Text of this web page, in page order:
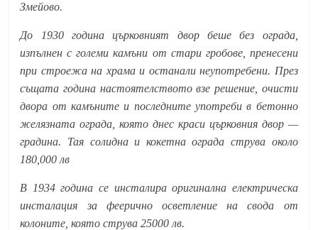
Змейово.
До 1930 година църковният двор беше без ограда,
изпълнен с големи камъни от стари гробове, пренесени
при строежа на храма и останали неупотребени. През
същата година настоятелството взе решение, очисти
двора от камъните и последните употреби в бетонно
желязната ограда, която днес краси църковния двор —
градина. Тая солидна и кокетна ограда струва около
180,000 лв
В 1934 година се инсталира оригинална електрическа
инсталация за феерично осветление на свода от
колоните, която струва 25000 лв.